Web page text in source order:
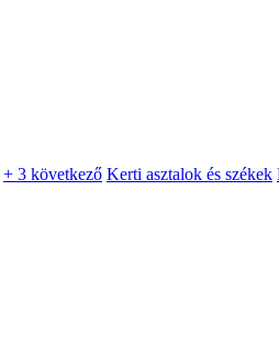
+ 3 következő Kerti asztalok és székek